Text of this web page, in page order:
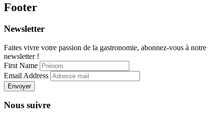
Footer
Newsletter
Faites vivre votre passion de la gastronomie, abonnez-vous à notre
newsletter !
First Name
Email Address
Envoyer
Nous suivre